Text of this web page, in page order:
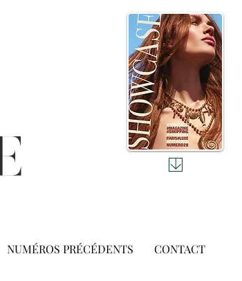
NUMÉROS PRÉCÉDENTS CONTACT